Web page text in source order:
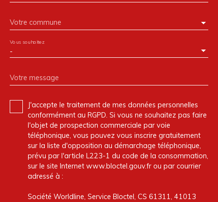
Votre commune
-
Vous souhaitez
Votre message
J'accepte le traitement de mes données personnelles
conformément au RGPD. Si vous ne souhaitez pas faire
l'objet de prospection commerciale par voie
téléphonique, vous pouvez vous inscrire gratuitement
sur la liste d'opposition au démarchage téléphonique,
prévu par l'article L223-1 du code de la consommation,
sur le site Internet www.bloctel.gouv.fr ou par courrier
adressé à :
Société Worldline, Service Bloctel, CS 61311, 41013